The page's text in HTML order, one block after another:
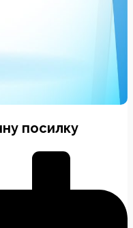
посилку